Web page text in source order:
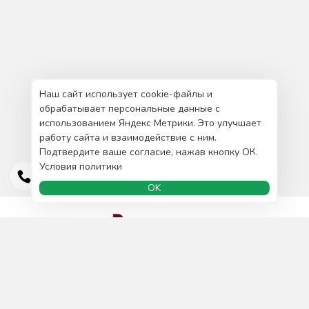
Наш сайт использует cookie-файлы и
обрабатывает персональные данные с
использованием Яндекс Метрики. Это улучшает
работу сайта и взаимодействие с ним.
Подтвердите ваше согласие, нажав кнопку ОК.
Условия политики
OK